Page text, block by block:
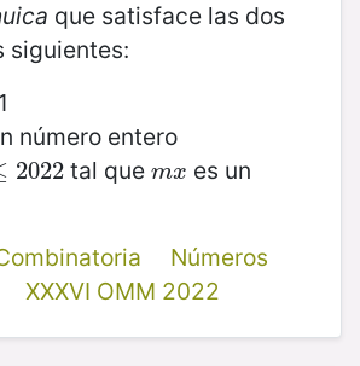
que satisface las dos
siguientes:
número entero
2022 tal quemx
mx es un
Números
XXXVI OMM 2022